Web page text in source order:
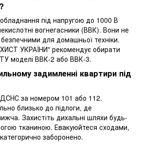
під напругою до 1000 В
вогнегасники (ВВК). Вони не
для домашньої техніки.
УКРАЇНИ" рекомендує обирати
моделі ВВК-2 або ВВК-3.
задимленні квартири під
за номером 101 або 112.
близько до підлоги, де
Захистіть дихальні шляхи будь-
тканиною. Евакуюйтеся сходами,
заборонено.